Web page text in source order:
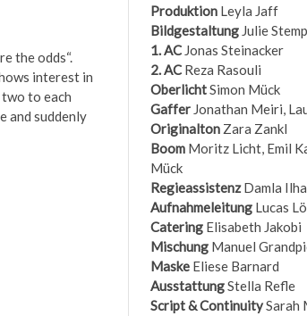
the odds“.
interest in
to each
and suddenly
Produktion Leyla Jaff
Bildgestaltung Julie
1. AC Jonas Steinacker
2. AC Reza Rasouli
OberlichtSimon Mück
Gaffer Jonathan Meiri,
Originalton Zara Zankl
Boom Moritz Licht, Emil
Mück
RegieassistenzDamla
Aufnahmeleitung Lucas
Catering Elisabeth Jakobi
Mischung Manuel
Maske Eliese Barnard
AusstattungStella Refle
Script & ContinuitySarah